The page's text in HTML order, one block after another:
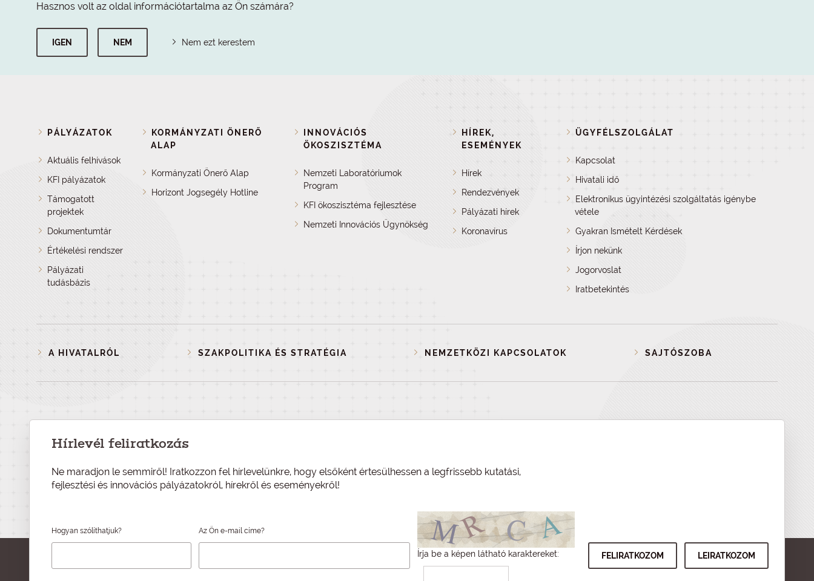
Hasznos volt az oldal információtartalma az Ön számára?
IGEN NEM Nem ezt kerestem
PÁLYÁZATOK
Aktuális felhívások
KFI pályázatok
Támogatott
projektek
Dokumentumtár
Értékelési rendszer
Pályázati
tudásbázis
KORMÁNYZATI ÖNERŐ
ALAP
Kormányzati Önerő Alap
Horizont Jogsegély Hotline
INNOVÁCIÓS
ÖKOSZISZTÉMA
Nemzeti Laboratóriumok
Program
KFI ökoszisztéma fejlesztése
Nemzeti Innovációs Ügynökség
HÍREK,
ESEMÉNYEK
Hírek
Rendezvények
Pályázati hírek
Koronavírus
ÜGYFÉLSZOLGÁLAT
Kapcsolat
Hivatali idő
Elektronikus ügyintézési szolgáltatás igénybe
vétele
Gyakran Ismételt Kérdések
Írjon nekünk
Jogorvoslat
Iratbetekintés
A HIVATALRÓL SZAKPOLITIKA ÉS STRATÉGIA NEMZETKÖZI KAPCSOLATOK SAJTÓSZOBA
Hírlevél feliratkozás
Ne maradjon le semmiről! Iratkozzon fel hírlevelünkre, hogy elsőként értesülhessen a legfrissebb kutatási,
fejlesztési és innovációs pályázatokról, hírekről és eseményekről!
Hogyan szólíthatjuk? Az Ön e-mail címe?
Írja be a képen látható karaktereket: